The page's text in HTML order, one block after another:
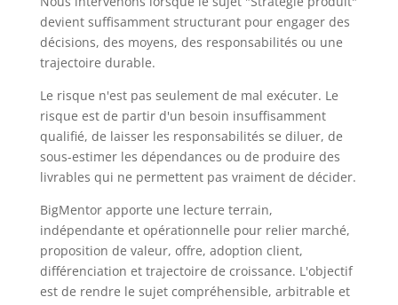
devient suffisamment structurant pour engager des
décisions, des moyens, des responsabilités ou une
trajectoire durable.
Le risque n'est pas seulement de mal exécuter. Le
risque est de partir d'un besoin insuffisamment
qualifié, de laisser les responsabilités se diluer, de
sous-estimer les dépendances ou de produire des
livrables qui ne permettent pas vraiment de décider.
BigMentor apporte une lecture terrain,
indépendante et opérationnelle pour relier marché,
proposition de valeur, offre, adoption client,
différenciation et trajectoire de croissance. L'objectif
est de rendre le sujet compréhensible, arbitrable et